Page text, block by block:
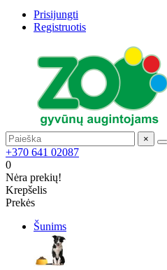
Prisijungti
Registruotis
×
+370 641 02087
0
Nėra prekių!
Krepšelis
Prekės
Šunims